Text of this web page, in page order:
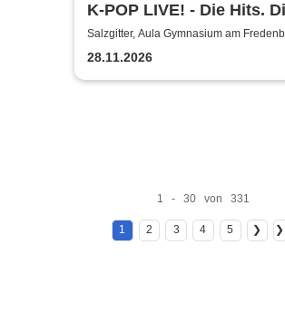
K-POP LIVE! - Die Hits.
Moves. Die Show.
Salzgitter, Aula Gymnasium am
28.11.2026
1 - 30 von 331
1 2 3 4 5 ❯